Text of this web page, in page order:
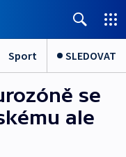
Sport SLEDOVAT
se
ale